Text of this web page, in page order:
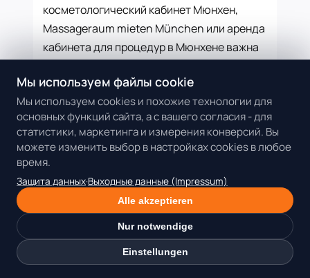
косметологический кабинет Мюнхен,
Massageraum mieten München или аренда
кабинета для процедур в Мюнхене важна
одинаковые формулировки на сайте, в
профилях бронирования, социальных
сетях и сообщениях клиентам. Если вы
принимаете в Dollea, можно прямо
объяснять, что работаете в
профессиональном beauty coworking
studio. Это выглядит понятнее и
надежнее, чем неопределенный адрес или
постоянная смена мест.
Мы используем файлы cookie
Мы используем cookies и похожие технологии для
основных функций сайта, а с вашего согласия - для
статистики, маркетинга и измерения конверсий. Вы
можете изменить выбор в настройках cookies в любое
время.
Защита данных·Выходные данные (Impressum)
Alle akzeptieren
Nur notwendige
Einstellungen